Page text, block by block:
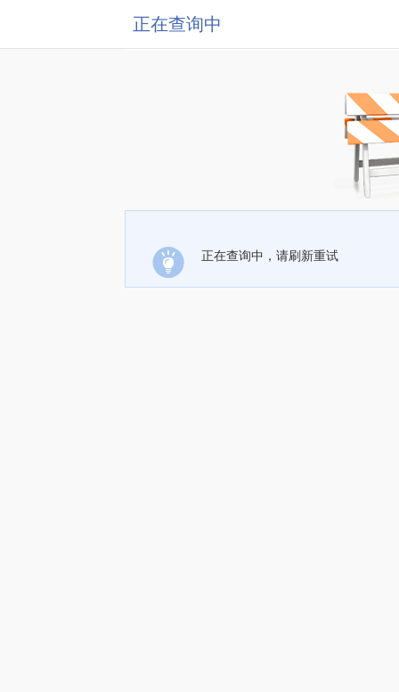
正在查询中
正在查询中，请刷新重试